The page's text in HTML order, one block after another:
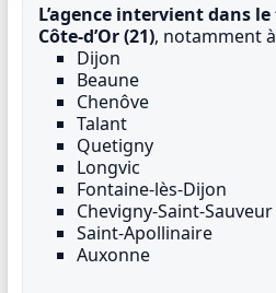
L’agence intervient dans
Côte-d’Or (21), notamment
Dijon
Beaune
Chenôve
Talant
Quetigny
Longvic
Fontaine-lès-Dijon
Chevigny-Saint-Sauveur
Saint-Apollinaire
Auxonne